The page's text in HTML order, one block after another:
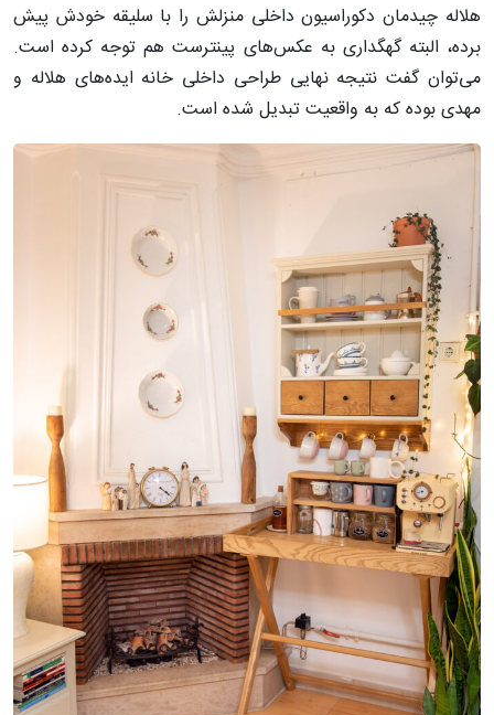
هلاله چیدمان دکوراسیون داخلی منزلش را با سلیقه خودش پیش
برده، البته گهگداری به عکس‌های پینترست هم توجه کرده است.
می‌توان گفت نتیجه نهایی طراحی داخلی خانه ایده‌های هلاله و
مهدی بوده که به واقعیت تبدیل شده است.